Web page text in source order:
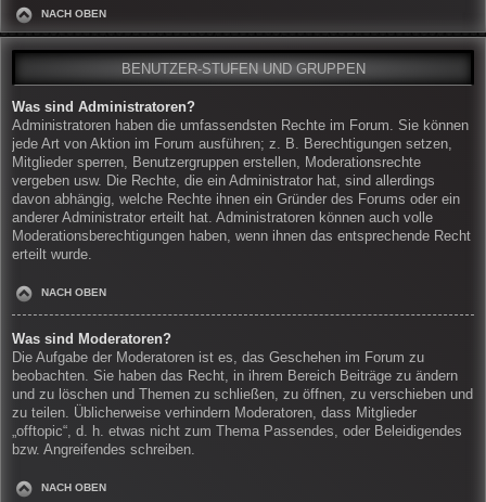
NACH OBEN
BENUTZER-STUFEN UND GRUPPEN
Was sind Administratoren?
Administratoren haben die umfassendsten Rechte im Forum. Sie können
jede Art von Aktion im Forum ausführen; z. B. Berechtigungen setzen,
Mitglieder sperren, Benutzergruppen erstellen, Moderationsrechte
vergeben usw. Die Rechte, die ein Administrator hat, sind allerdings
davon abhängig, welche Rechte ihnen ein Gründer des Forums oder ein
anderer Administrator erteilt hat. Administratoren können auch volle
Moderationsberechtigungen haben, wenn ihnen das entsprechende Recht
erteilt wurde.
NACH OBEN
Was sind Moderatoren?
Die Aufgabe der Moderatoren ist es, das Geschehen im Forum zu
beobachten. Sie haben das Recht, in ihrem Bereich Beiträge zu ändern
und zu löschen und Themen zu schließen, zu öffnen, zu verschieben und
zu teilen. Üblicherweise verhindern Moderatoren, dass Mitglieder
„offtopic“, d. h. etwas nicht zum Thema Passendes, oder Beleidigendes
bzw. Angreifendes schreiben.
NACH OBEN